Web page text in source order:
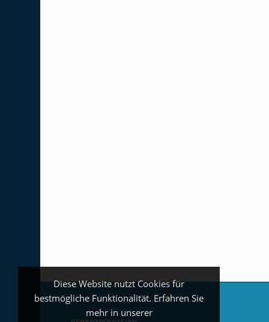
Diese Website nutzt Cookies für
bestmögliche Funktionalität. Erfahren Sie
mehr in unserer